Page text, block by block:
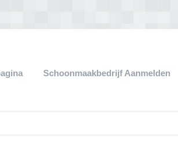
Schoonmaakbedrijf Aanmelden